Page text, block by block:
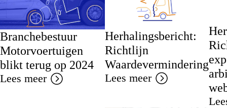
Branchebestuur
Motorvoertuigen
blikt terug op 2024
Lees meer
Herhalingsbericht:
Richtlijn
Waardevermindering
Lees meer